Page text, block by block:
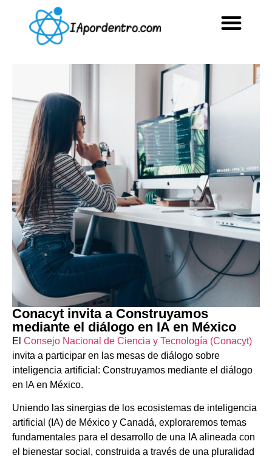
Conacyt invita a Construyamos
mediante el diálogo en IA en México
El Consejo Nacional de Ciencia y Tecnología (Conacyt)
invita a participar en las mesas de diálogo sobre
inteligencia artificial: Construyamos mediante el diálogo
en IA en México.
Uniendo las sinergias de los ecosistemas de inteligencia
artificial (IA) de México y Canadá, exploraremos temas
fundamentales para el desarrollo de una IA alineada con
el bienestar social, construida a través de una pluralidad